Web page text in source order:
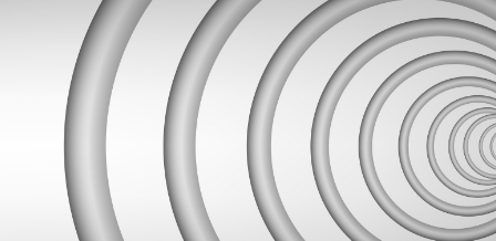
サステナビリティ
株主・投資家情報